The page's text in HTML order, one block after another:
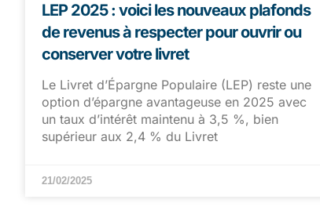
LEP 2025 : voici les nouveaux plafonds
de revenus à respecter pour ouvrir ou
conserver votre livret
Le Livret d’Épargne Populaire (LEP) reste une
option d’épargne avantageuse en 2025 avec
un taux d’intérêt maintenu à 3,5 %, bien
supérieur aux 2,4 % du Livret
21/02/2025